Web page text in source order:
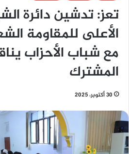
تعز: تدشين دائرة
الأعلى للمقاومة
مع شباب الأحزاب
المشترك
30 أكتوبر، 2025